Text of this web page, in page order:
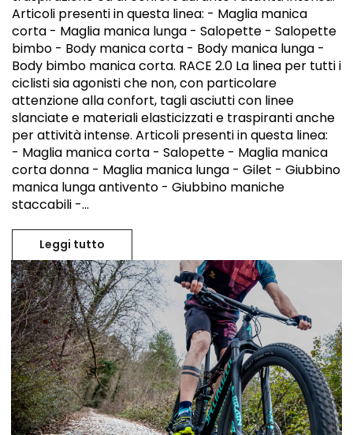
Articoli presenti in questa linea: - Maglia manica
corta - Maglia manica lunga - Salopette - Salopette
bimbo - Body manica corta - Body manica lunga -
Body bimbo manica corta. RACE 2.0 La linea per tutti i
ciclisti sia agonisti che non, con particolare
attenzione alla confort, tagli asciutti con linee
slanciate e materiali elasticizzati e traspiranti anche
per attività intense. Articoli presenti in questa linea:
- Maglia manica corta - Salopette - Maglia manica
corta donna - Maglia manica lunga - Gilet - Giubbino
manica lunga antivento - Giubbino maniche
staccabili -...
Leggi tutto